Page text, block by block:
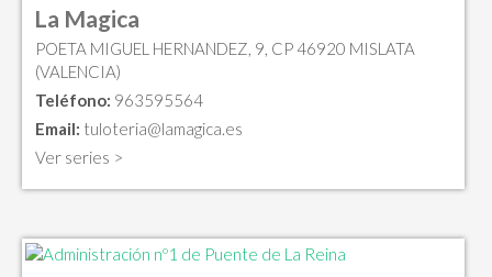
La Magica
POETA MIGUEL HERNANDEZ, 9, CP 46920 MISLATA
(VALENCIA)
Teléfono: 963595564
Email: tuloteria@lamagica.es
Ver series >